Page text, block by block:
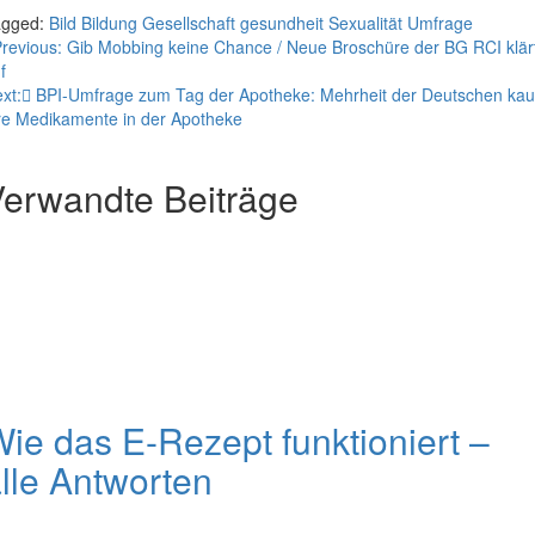
Bild Bildung Gesellschaft gesundheit Sexualität Umfrage
Gib Mobbing keine Chance / Neue Broschüre der BG RCI
BPI-Umfrage zum Tag der Apotheke: Mehrheit der Deutschen
Medikamente in der Apotheke
Beiträge
das E-Rezept funktioniert –
Antworten